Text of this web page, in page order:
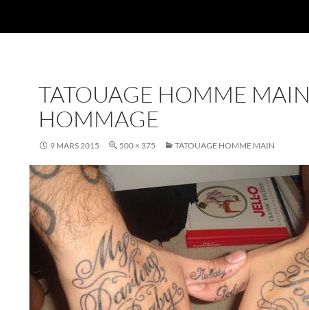
TATOUAGE HOMME MAIN
HOMMAGE
9 MARS 2015 500 × 375 TATOUAGE HOMME MAIN